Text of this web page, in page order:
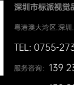
深圳市标派视觉
粤港澳大湾区.深
TEL: 0755-
服务咨询： 139